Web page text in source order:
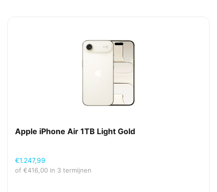
Apple iPhone Air 1TB Light Gold
€1.247,99
of €416,00 in 3 termijnen